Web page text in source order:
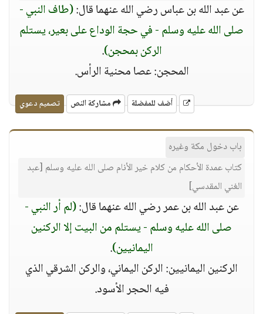
عن عبد الله بن عباس رضي الله عنهما قال:(طاف النبي -
صلى الله عليه وسلم - في حجة الوداع على بعير، يستلم
الركن بمحجن).
المحجن: عصا محنية الرأس.
أضف للمفضلة مشاركة النص تصميم دعوي
باب دخول مكة وغيره
كتاب عمدة الأحكام من كلام خير الأنام صلى الله عليه وسلم [عبد
الغني المقدسي]
عن عبد الله بن عمر رضي الله عنهما قال:(لم أر النبي -
صلى الله عليه وسلم - يستلم من البيت إلا الركنين
اليمانيين).
الركنين اليمانيين: الركن اليماني، والركن الشرقي الذي
فيه الحجر الأسود.